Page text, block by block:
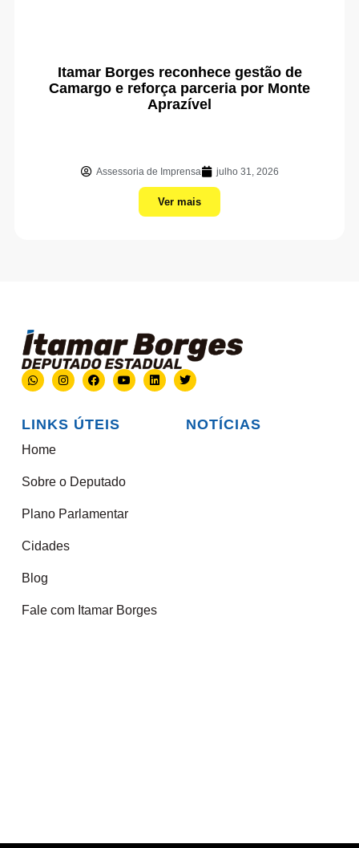
Itamar Borges reconhece gestão de
Camargo e reforça parceria por Monte
Aprazível
Assessoria de Imprensa julho 31, 2026
Ver mais
LINKS ÚTEIS
Home
Sobre o Deputado
Plano Parlamentar
Cidades
Blog
Fale com Itamar Borges
NOTÍCIAS